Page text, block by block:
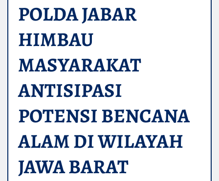
POLDA JABAR
HIMBAU
MASYARAKAT
ANTISIPASI
POTENSI BENCANA
ALAM DI WILAYAH
JAWA BARAT